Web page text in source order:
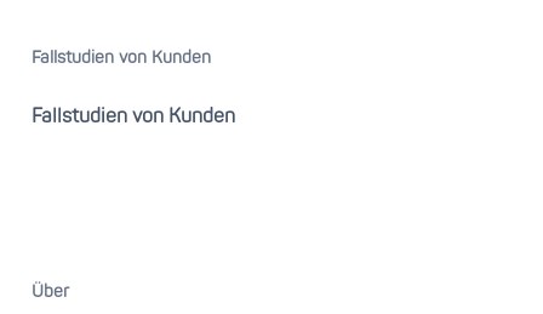
Fallstudien von Kunden
Fallstudien von Kunden
Über